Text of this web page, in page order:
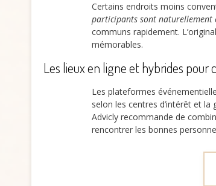
Certains endroits moins
participants sont naturellement
communs rapidement.
mémorables.
Les lieux en ligne et hybrides
Les plateformes
selon les centres d’intérêt et
Advicly recommande de
rencontrer les bonnes